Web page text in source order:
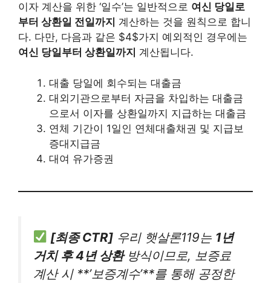
이자 계산을 위한 ‘일수’는 일반적으로 여신 당일로
부터 상환일 전일까지 계산하는 것을 원칙으로 합니
다. 다만, 다음과 같은 $4$가지 예외적인 경우에는
여신 당일부터 상환일까지 계산됩니다.
대출 당일에 회수되는 대출금
대외기관으로부터 자금을 차입하는 대출금
으로서 이자를 상환일까지 지급하는 대출금
연체 기간이 1일인 연체대출채권 및 지급보
증대지급금
대여 유가증권
[최종 CTR] 우리 햇살론119는 1년
거치 후 4년 상환방식이므로, 보증료
계산 시 **’보증계수’**를 통해 공정한